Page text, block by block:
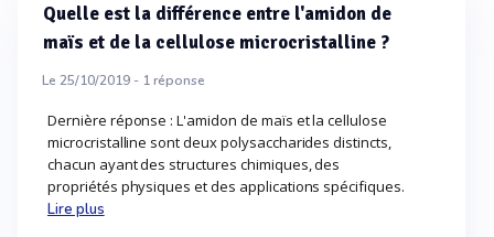
Quelle est la différence entre l'amidon de
maïs et de la cellulose microcristalline ?
Le 25/10/2019 - 1réponse
Dernière réponse : L'amidon de maïs et la cellulose
microcristalline sont deux polysaccharides distincts,
chacun ayant des structures chimiques, des
propriétés physiques et des applications spécifiques.
Lire plus